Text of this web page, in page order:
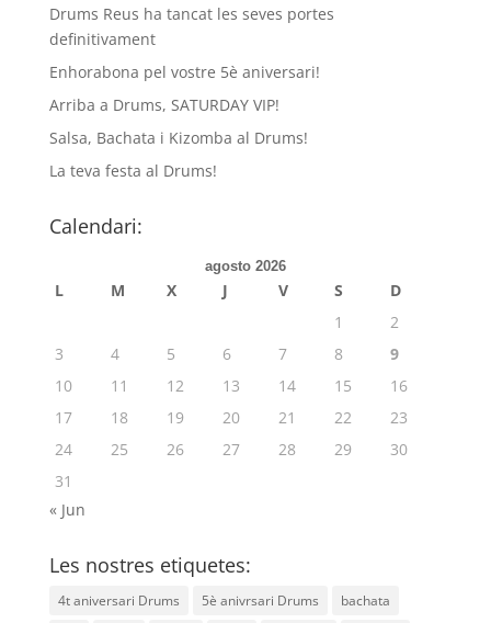
Drums Reus ha tancat les seves portes
definitivament
Enhorabona pel vostre 5è aniversari!
Arriba a Drums, SATURDAY VIP!
Salsa, Bachata i Kizomba al Drums!
La teva festa al Drums!
Calendari:
agosto 2026
L M X J V S
D
1
2
3
4 5 6 7 8
9
10
11 12 13 14 15
16
17
18 19 20 21 22
23
24
25 26 27 28 29
30
31
« Jun
Les nostres etiquetes:
4t aniversari Drums 5è anivrsari Drums
bachata